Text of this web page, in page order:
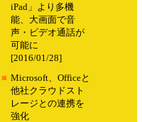
iPad」より多機
能、大画面で音
声・ビデオ通話が
可能に
[2016/01/28]
■ Microsoft、Officeと
他社クラウドスト
レージとの連携を
強化